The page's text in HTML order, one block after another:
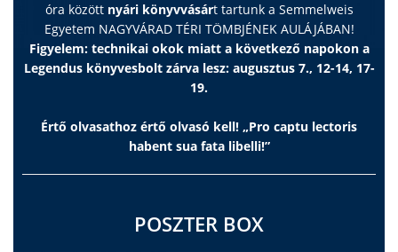
óra között nyári könyvvásárt tartunk a Semmelweis
Egyetem NAGYVÁRAD TÉRI TÖMBJÉNEK AULÁJÁBAN!
Figyelem: technikai okok miatt a következő napokon a
Legendus könyvesbolt zárva lesz: augusztus 7., 12-14, 17-
19.
Értő olvasathoz értő olvasó kell! „Pro captu lectoris
habent sua fata libelli!”
POSZTER BOX